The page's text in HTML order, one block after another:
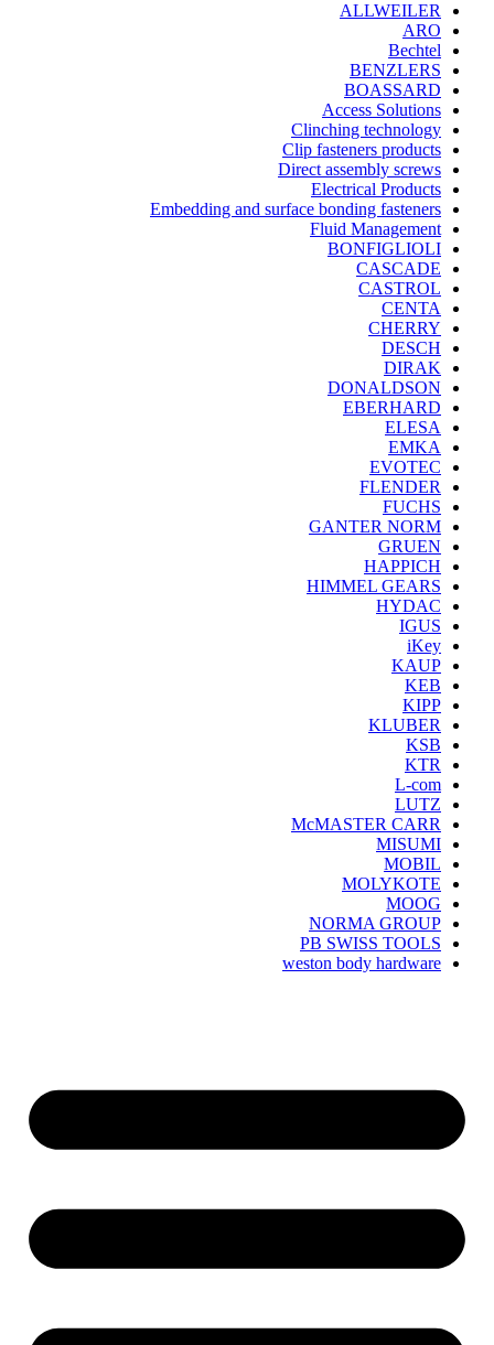
ALLWEILER
ARO
Bechtel
BENZLERS
BOASSARD
Access Solutions
Clinching technology
Clip fasteners products
Direct assembly screws
Electrical Products
Embedding and surface bonding fasteners
Fluid Management
BONFIGLIOLI
CASCADE
CASTROL
CENTA
CHERRY
DESCH
DIRAK
DONALDSON
EBERHARD
ELESA
EMKA
EVOTEC
FLENDER
FUCHS
GANTER NORM
GRUEN
HAPPICH
HIMMEL GEARS
HYDAC
IGUS
iKey
KAUP
KEB
KIPP
KLUBER
KSB
KTR
L-com
LUTZ
McMASTER CARR
MISUMI
MOBIL
MOLYKOTE
MOOG
NORMA GROUP
PB SWISS TOOLS
weston body hardware